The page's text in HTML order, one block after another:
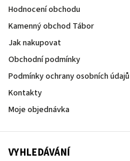
Hodnocení obchodu
Kamenný obchod Tábor
Jak nakupovat
Obchodní podmínky
Podmínky ochrany osobních údajů
Kontakty
Moje objednávka
VYHLEDÁVÁNÍ